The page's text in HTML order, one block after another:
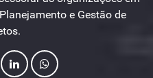
e Gestão de